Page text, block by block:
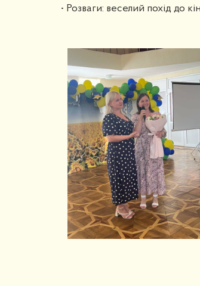
• Розваги: веселий похід до